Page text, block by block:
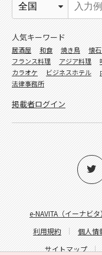
e-NAVITA（イーナビ
利用規約
個人情
サイトマップ
人気キーワード
居酒屋 和食 焼き鳥 懐
フランス料理
アジア料理
カラオケ
ビジネスホテル
法律事務所
掲載者ログイン